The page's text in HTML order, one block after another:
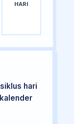
HARI
hari